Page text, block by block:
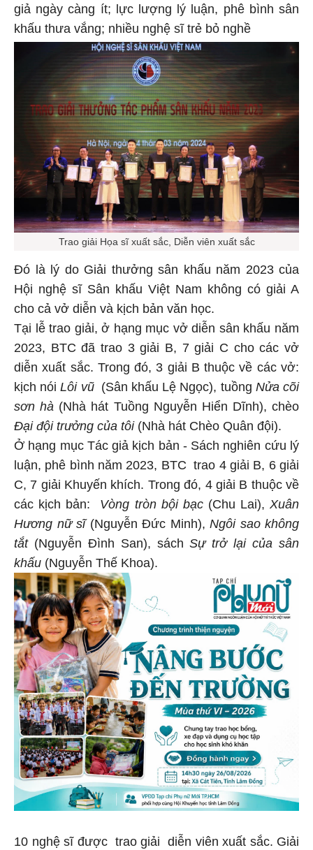
giả ngày càng ít; lực lượng lý luận, phê bình sân
khấu thưa vắng; nhiều nghệ sĩ trẻ bỏ nghề
Trao giải Họa sĩ xuất sắc, Diễn viên xuất sắc
Đó là lý do Giải thưởng sân khấu năm 2023 của
Hội nghệ sĩ Sân khấu Việt Nam không có giải A
cho cả vở diễn và kịch bản văn học.
Tại lễ trao giải, ở hạng mục vở diễn sân khấu năm
2023, BTC đã trao 3 giải B, 7 giải C cho các vở
diễn xuất sắc. Trong đó, 3 giải B thuộc về các vở:
kịch nóiLôi vũ(Sân khấu Lệ Ngọc), tuồng Nửa cõi
sơn hà (Nhà hát Tuồng Nguyễn Hiển Dĩnh), chèo
Đại đội trưởng của tôi (Nhà hát Chèo Quân đội).
Ở hạng mục Tác giả kịch bản - Sách nghiên cứu lý
luận, phê bình năm 2023, BTC trao 4 giải B, 6 giải
C, 7 giải Khuyến khích. Trong đó, 4 giải B thuộc về
các kịch bản: Vòng tròn bội bạc(Chu Lai),Xuân
Hương nữ sĩ (Nguyễn Đức Minh), Ngôi sao không
tắt(Nguyễn Đình San), sáchSự trở lại của sân
khấu (Nguyễn Thế Khoa).
10 nghệ sĩ được trao giải diễn viên xuất sắc. Giải